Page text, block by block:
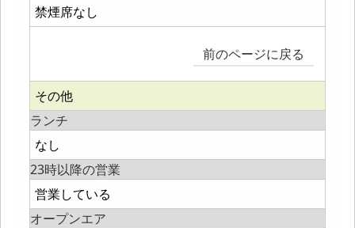
禁煙席なし
前のページに戻る
その他
ランチ
なし
23時以降の営業
営業している
オープンエア